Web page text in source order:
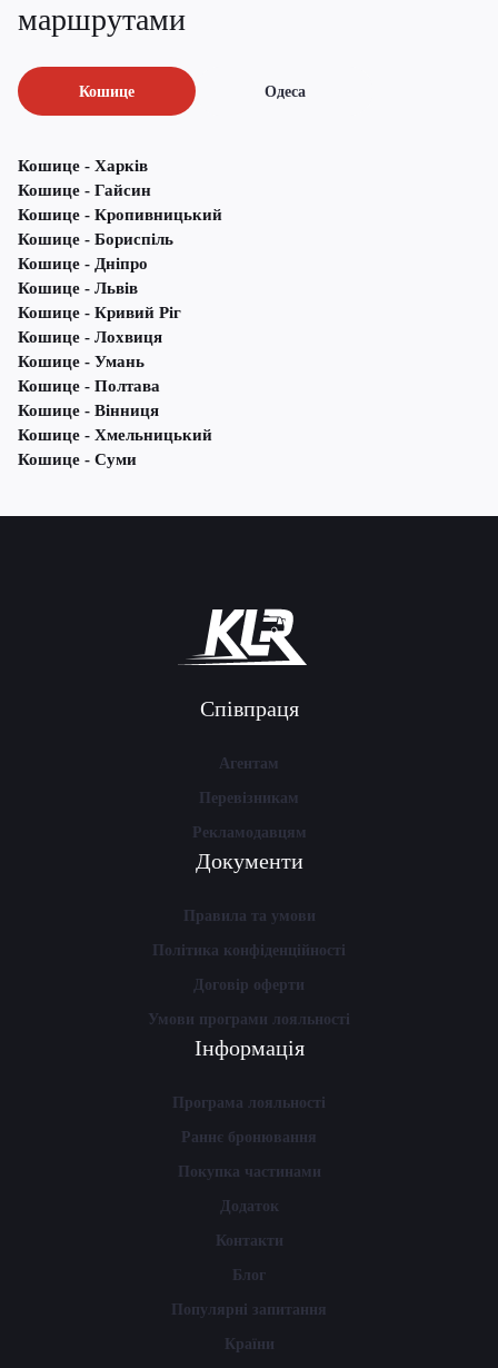
маршрутами
Кошице Одеса
Кошице - Харків
Кошице - Гайсин
Кошице - Кропивницький
Кошице - Бориспіль
Кошице - Дніпро
Кошице - Львів
Кошице - Кривий Ріг
Кошице - Лохвиця
Кошице - Умань
Кошице - Полтава
Кошице - Вінниця
Кошице - Хмельницький
Кошице - Суми
Співпраця
Агентам
Перевізникам
Рекламодавцям
Документи
Правила та умови
Політика конфіденційності
Договір оферти
Умови програми лояльності
Інформація
Програма лояльності
Раннє бронювання
Покупка частинами
Додаток
Контакти
Блог
Популярні запитання
Країни